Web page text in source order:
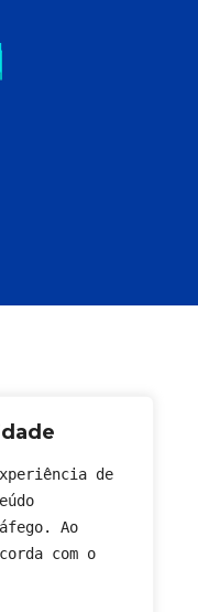
de
Ao
com o